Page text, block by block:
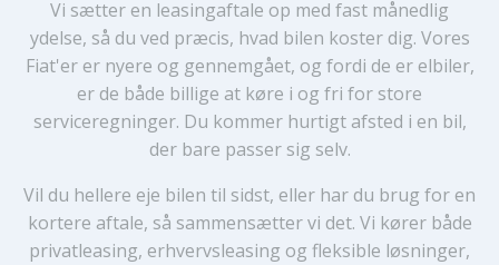
Vi sætter en leasingaftale op med fast månedlig
ydelse, så du ved præcis, hvad bilen koster dig. Vores
Fiat'er er nyere og gennemgået, og fordi de er elbiler,
er de både billige at køre i og fri for store
serviceregninger. Du kommer hurtigt afsted i en bil,
der bare passer sig selv.
Vil du hellere eje bilen til sidst, eller har du brug for en
kortere aftale, så sammensætter vi det. Vi kører både
privatleasing, erhvervsleasing og fleksible løsninger,